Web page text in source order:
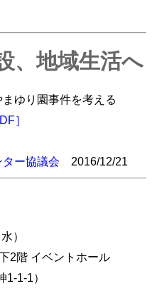
、地域生活へ
ゆり園事件を考える
］
ー協議会 2016/12/21
）
2階 イベントホール
1-1）